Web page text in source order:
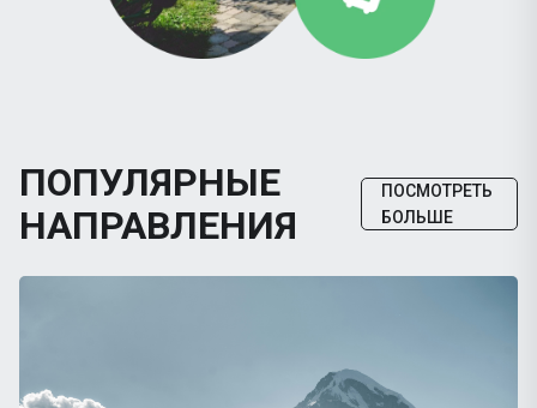
ПОПУЛЯРНЫЕ
НАПРАВЛЕНИЯ
ПОСМОТРЕТЬ
БОЛЬШЕ